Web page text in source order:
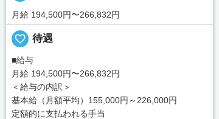
月給 194,500円〜266,832円
favorite_border 待遇
■給与
月給 194,500円〜266,832円
＜給与の内訳＞
基本給（月額平均）155,000円～226,000円
定額的に支払われる手当